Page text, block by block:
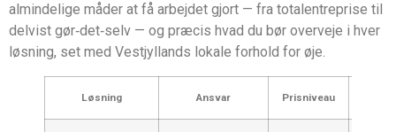
almindelige måder at få arbejdet gjort — fra totalentreprise til
delvist gør‑det‑selv — og præcis hvad du bør overveje i hver
løsning, set med Vestjyllands lokale forhold for øje.
Løsning Ansvar Prisniveau